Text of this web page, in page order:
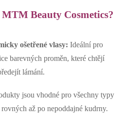
Beauty Cosmetics?
ošetřené vlasy: Ideální pro
barevných proměn, které chtějí
lámání.
jsou vhodné pro všechny typy
až po nepoddajné kudrny.